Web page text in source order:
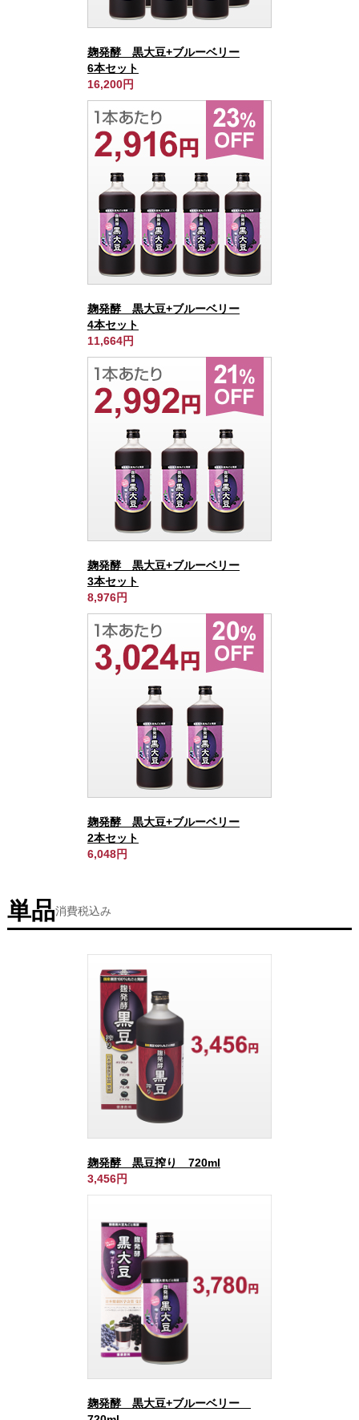
麹発酵 黒大豆+ブルーベリー
6本セット
16,200円
麹発酵 黒大豆+ブルーベリー
4本セット
11,664円
麹発酵 黒大豆+ブルーベリー
3本セット
8,976円
麹発酵 黒大豆+ブルーベリー
2本セット
6,048円
単品消費税込み
麹発酵 黒豆搾り 720ml
3,456円
麹発酵 黒大豆+ブルーベリー